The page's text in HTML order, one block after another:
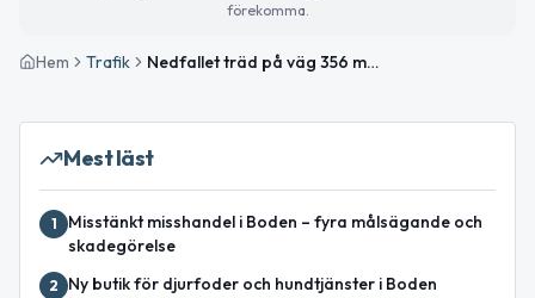
förekomma.
Hem Trafik Nedfallet träd på väg 356 mellan Vändträsk och Heden S påverkar trafiken
Mest läst
1
Misstänkt misshandel i Boden – fyra målsägande och
skadegörelse
2 Ny butik för djurfoder och hundtjänster i Boden